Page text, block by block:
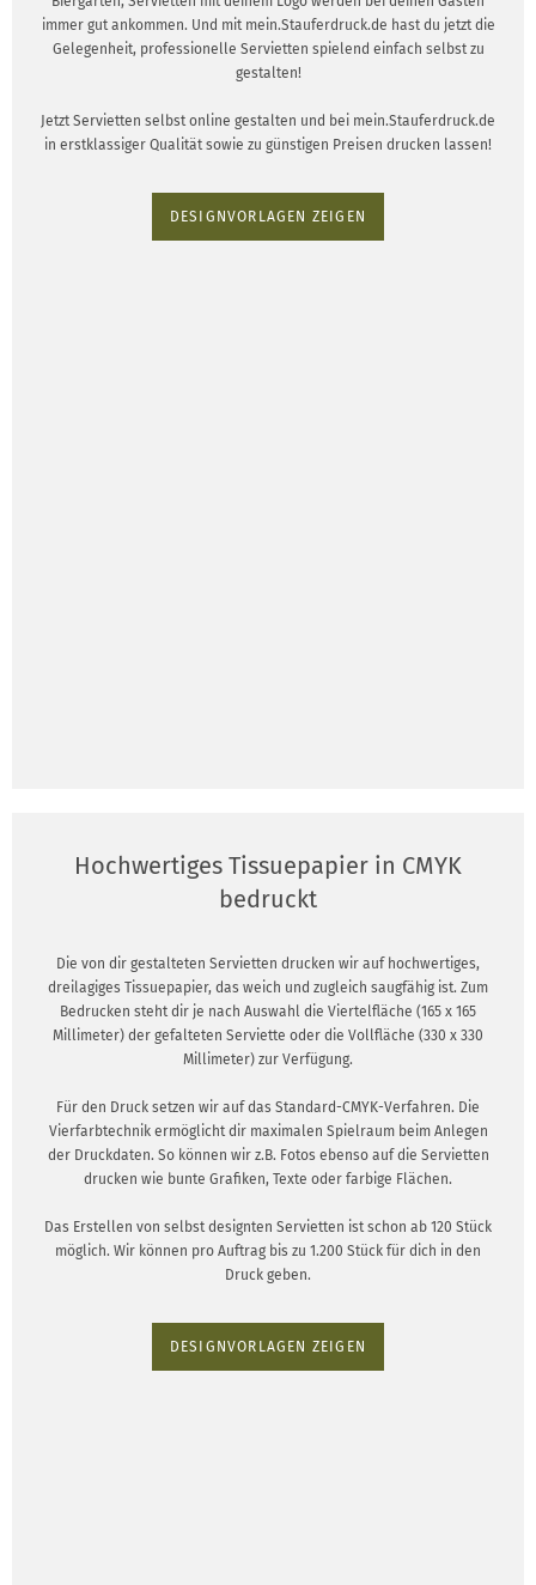
immer gut ankommen. Und mit mein.Stauferdruck.de hast du jetzt die
Gelegenheit, professionelle Servietten spielend einfach selbst zu
gestalten!
Jetzt Servietten selbst online gestalten und bei mein.Stauferdruck.de
in erstklassiger Qualität sowie zu günstigen Preisen drucken lassen!
DESIGNVORLAGEN ZEIGEN
Hochwertiges Tissuepapier in CMYK
bedruckt
Die von dir gestalteten Servietten drucken wir auf hochwertiges,
dreilagiges Tissuepapier, das weich und zugleich saugfähig ist. Zum
Bedrucken steht dir je nach Auswahl die Viertelfläche (165 x 165
Millimeter) der gefalteten Serviette oder die Vollfläche (330 x 330
Millimeter) zur Verfügung.
Für den Druck setzen wir auf das Standard-CMYK-Verfahren. Die
Vierfarbtechnik ermöglicht dir maximalen Spielraum beim Anlegen
der Druckdaten. So können wir z.B. Fotos ebenso auf die Servietten
drucken wie bunte Grafiken, Texte oder farbige Flächen.
Das Erstellen von selbst designten Servietten ist schon ab 120 Stück
möglich. Wir können pro Auftrag bis zu 1.200 Stück für dich in den
Druck geben.
DESIGNVORLAGEN ZEIGEN